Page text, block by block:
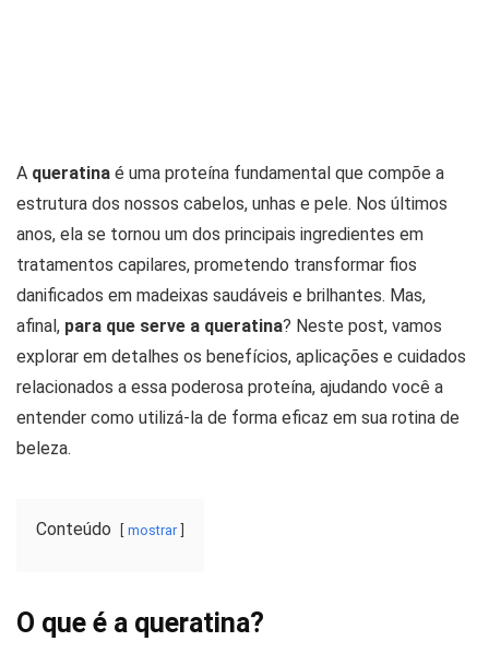
A queratina é uma proteína fundamental que compõe a
estrutura dos nossos cabelos, unhas e pele. Nos últimos
anos, ela se tornou um dos principais ingredientes em
tratamentos capilares, prometendo transformar fios
danificados em madeixas saudáveis e brilhantes. Mas,
afinal, para que serve a queratina? Neste post, vamos
explorar em detalhes os benefícios, aplicações e cuidados
relacionados a essa poderosa proteína, ajudando você a
entender como utilizá-la de forma eficaz em sua rotina de
beleza.
Conteúdo mostrar
O que é a queratina?